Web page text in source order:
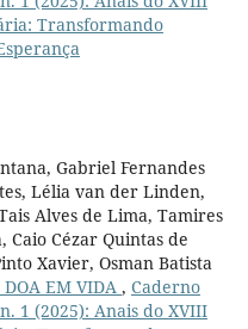
Transformando
Gabriel Fernandes
Lélia van der Linden,
Alves de Lima, Tamires
Caio Cézar Quintas de
Xavier, Osman Batista
DOA EM VIDA , Caderno
1 (2025): Anais do XVIII